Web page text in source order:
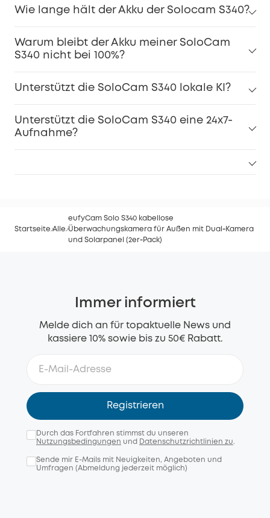
Wie lange hält der Akku der Solocam S340?
Warum bleibt der Akku meiner SoloCam
S340 nicht bei 100%?
Unterstützt die SoloCam S340 lokale KI?
Unterstützt die SoloCam S340 eine 24x7-
Aufnahme?
Startseite Alle
eufyCam Solo S340 kabellose
Überwachungskamera für Außen mit Dual‑Kamera
und Solarpanel (2er‑Pack)
Immer informiert
Melde dich an für topaktuelle News und
kassiere 10% sowie bis zu 50€ Rabatt.
Registrieren
Durch das Fortfahren stimmst du unseren
Nutzungsbedingungen und Datenschutzrichtlinien zu.
Sende mir E-Mails mit Neuigkeiten, Angeboten und
Umfragen (Abmeldung jederzeit möglich)